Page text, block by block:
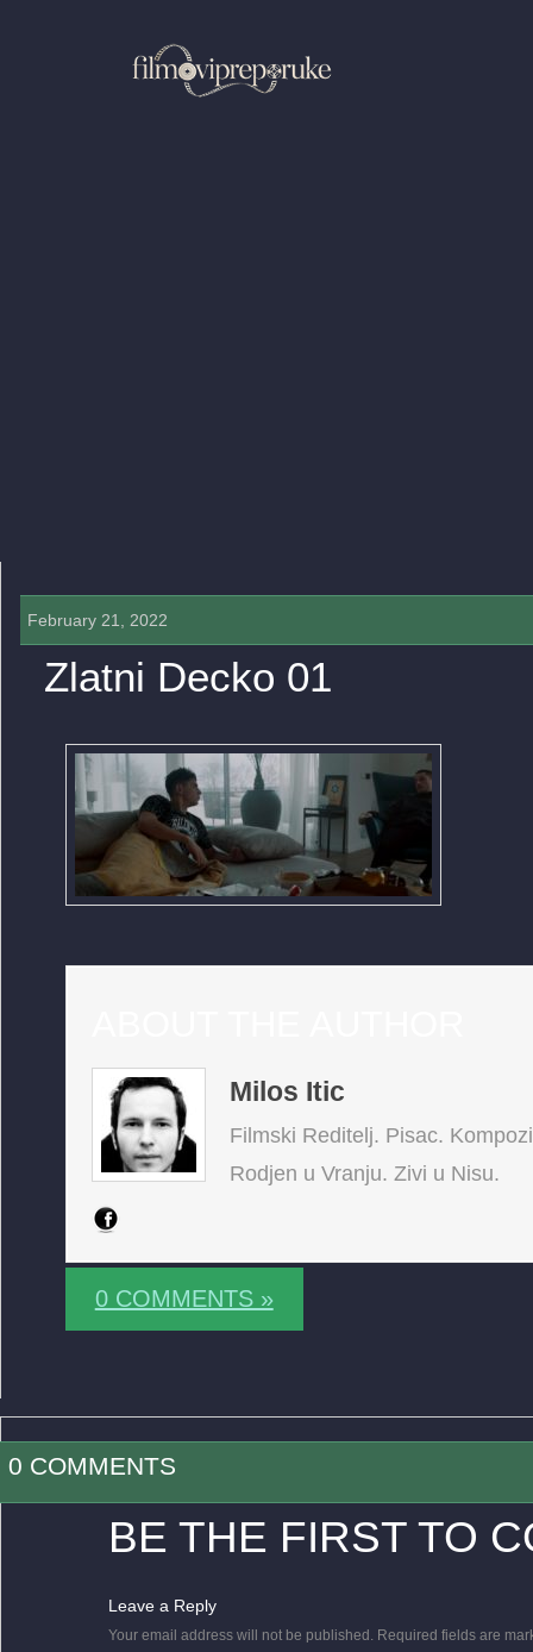
February 21, 2022
0 COMMENTS »
Zlatni Decko 01
Milos Itic
Filmski Reditelj. Pisac.
Rodjen u Vranju. Zivi u Nisu.
0 COMMENTS »
0 COMMENTS
BE THE FIRST TO
Leave a Reply
Your email address will not be published. Required fields are